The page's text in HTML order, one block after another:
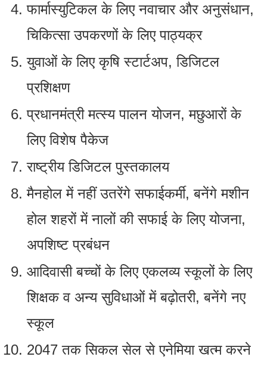
फार्मास्‍युटिकल के लिए नवाचार और अनुसंधान,
चिकित्‍सा उपकरणों के लिए पाठ्यक्र
युवाओं के लिए कृषि स्‍टार्टअप, डिजिटल
प्रशिक्षण
प्रधानमंत्री मत्‍स्‍य पालन योजन, मछुआरों के
लिए विशेष पैकेज
राष्‍ट्रीय डिजिटल पुस्‍तकालय
मैनहोल में नहीं उतरेंगे सफाईकर्मी, बनेंगे मशीन
होल शहरों में नालों की सफाई के लिए योजना,
अपशिष्‍ट प्रबंधन
आदिवासी बच्‍चों के लिए एकलव्‍य स्‍कूलों के लिए
शिक्षक व अन्‍य सुविधाओं में बढ़ोतरी, बनेंगे नए
स्‍कूल
2047 तक सिकल सेल से एनेमिया खत्‍म करने